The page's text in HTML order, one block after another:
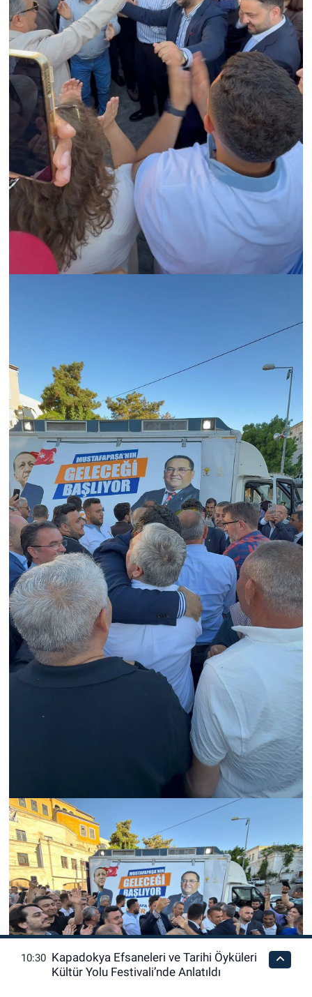
10:30 Kapadokya Efsaneleri ve Tarihi Öyküleri
Kültür Yolu Festivali’nde Anlatıldı